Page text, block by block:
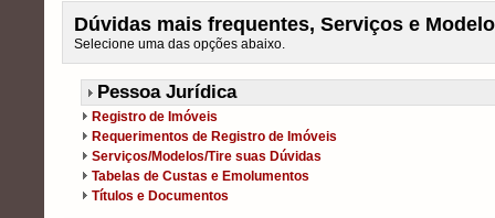
Dúvidas mais frequentes, Serviços e
Selecione uma das opções abaixo.
Pessoa Jurídica
Registro de Imóveis
Requerimentos de Registro de Imóveis
Serviços/Modelos/Tire suas Dúvidas
Tabelas de Custas e Emolumentos
Títulos e Documentos